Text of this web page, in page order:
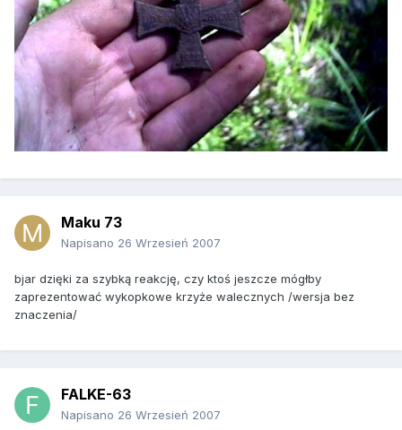
Maku 73
Napisano 26 Wrzesień 2007
bjar dzięki za szybką reakcję, czy ktoś jeszcze mógłby
zaprezentować wykopkowe krzyże walecznych /wersja bez
znaczenia/
FALKE-63
Napisano 26 Wrzesień 2007